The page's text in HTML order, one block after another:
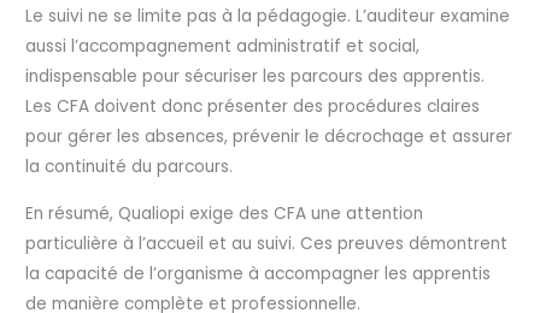
Le suivi ne se limite pas à la pédagogie. L’auditeur examine
aussi l’accompagnement administratif et social,
indispensable pour sécuriser les parcours des apprentis.
Les CFA doivent donc présenter des procédures claires
pour gérer les absences, prévenir le décrochage et assurer
la continuité du parcours.
En résumé, Qualiopi exige des CFA une attention
particulière à l’accueil et au suivi. Ces preuves démontrent
la capacité de l’organisme à accompagner les apprentis
de manière complète et professionnelle.